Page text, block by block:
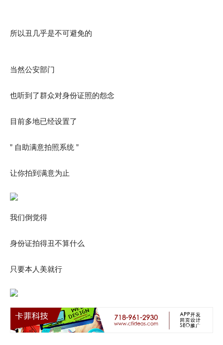
所以丑几乎是不可避免的
当然公安部门
也听到了群众对身份证照的怨念
目前多地已经设置了
” 自助满意拍照系统 ”
让你拍到满意为止
我们倒觉得
身份证拍得丑不算什么
只要本人美就行